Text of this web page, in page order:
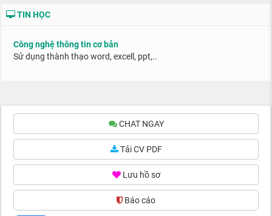
TIN HỌC
Công nghệ thông tin cơ bản
Sử dụng thành thạo word, excell, ppt,..
CHAT NGAY
Tải CV PDF
Lưu hồ sơ
Báo cáo